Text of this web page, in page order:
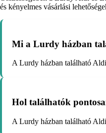
és kényelmes vásárlási
Mi a Lurdy házban
A Lurdy házban található
Hol találhatók
A Lurdy házban található